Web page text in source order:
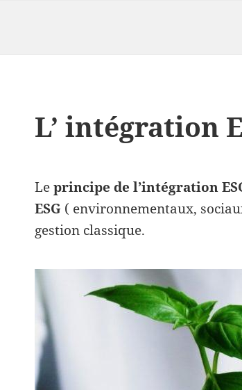
L’ intégration
Leprincipe de l’intégration
ESG ( environnementaux,
gestion classique.